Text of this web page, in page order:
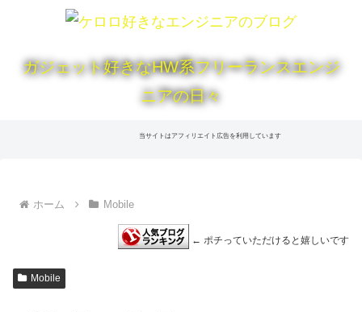
ガジェット好きなHW系フリーランスエンジ
ニアの日々
当サイトはアフィリエイト広告を利用しています
ホーム Mobile
← ポチっていただけると嬉しいです
Mobile